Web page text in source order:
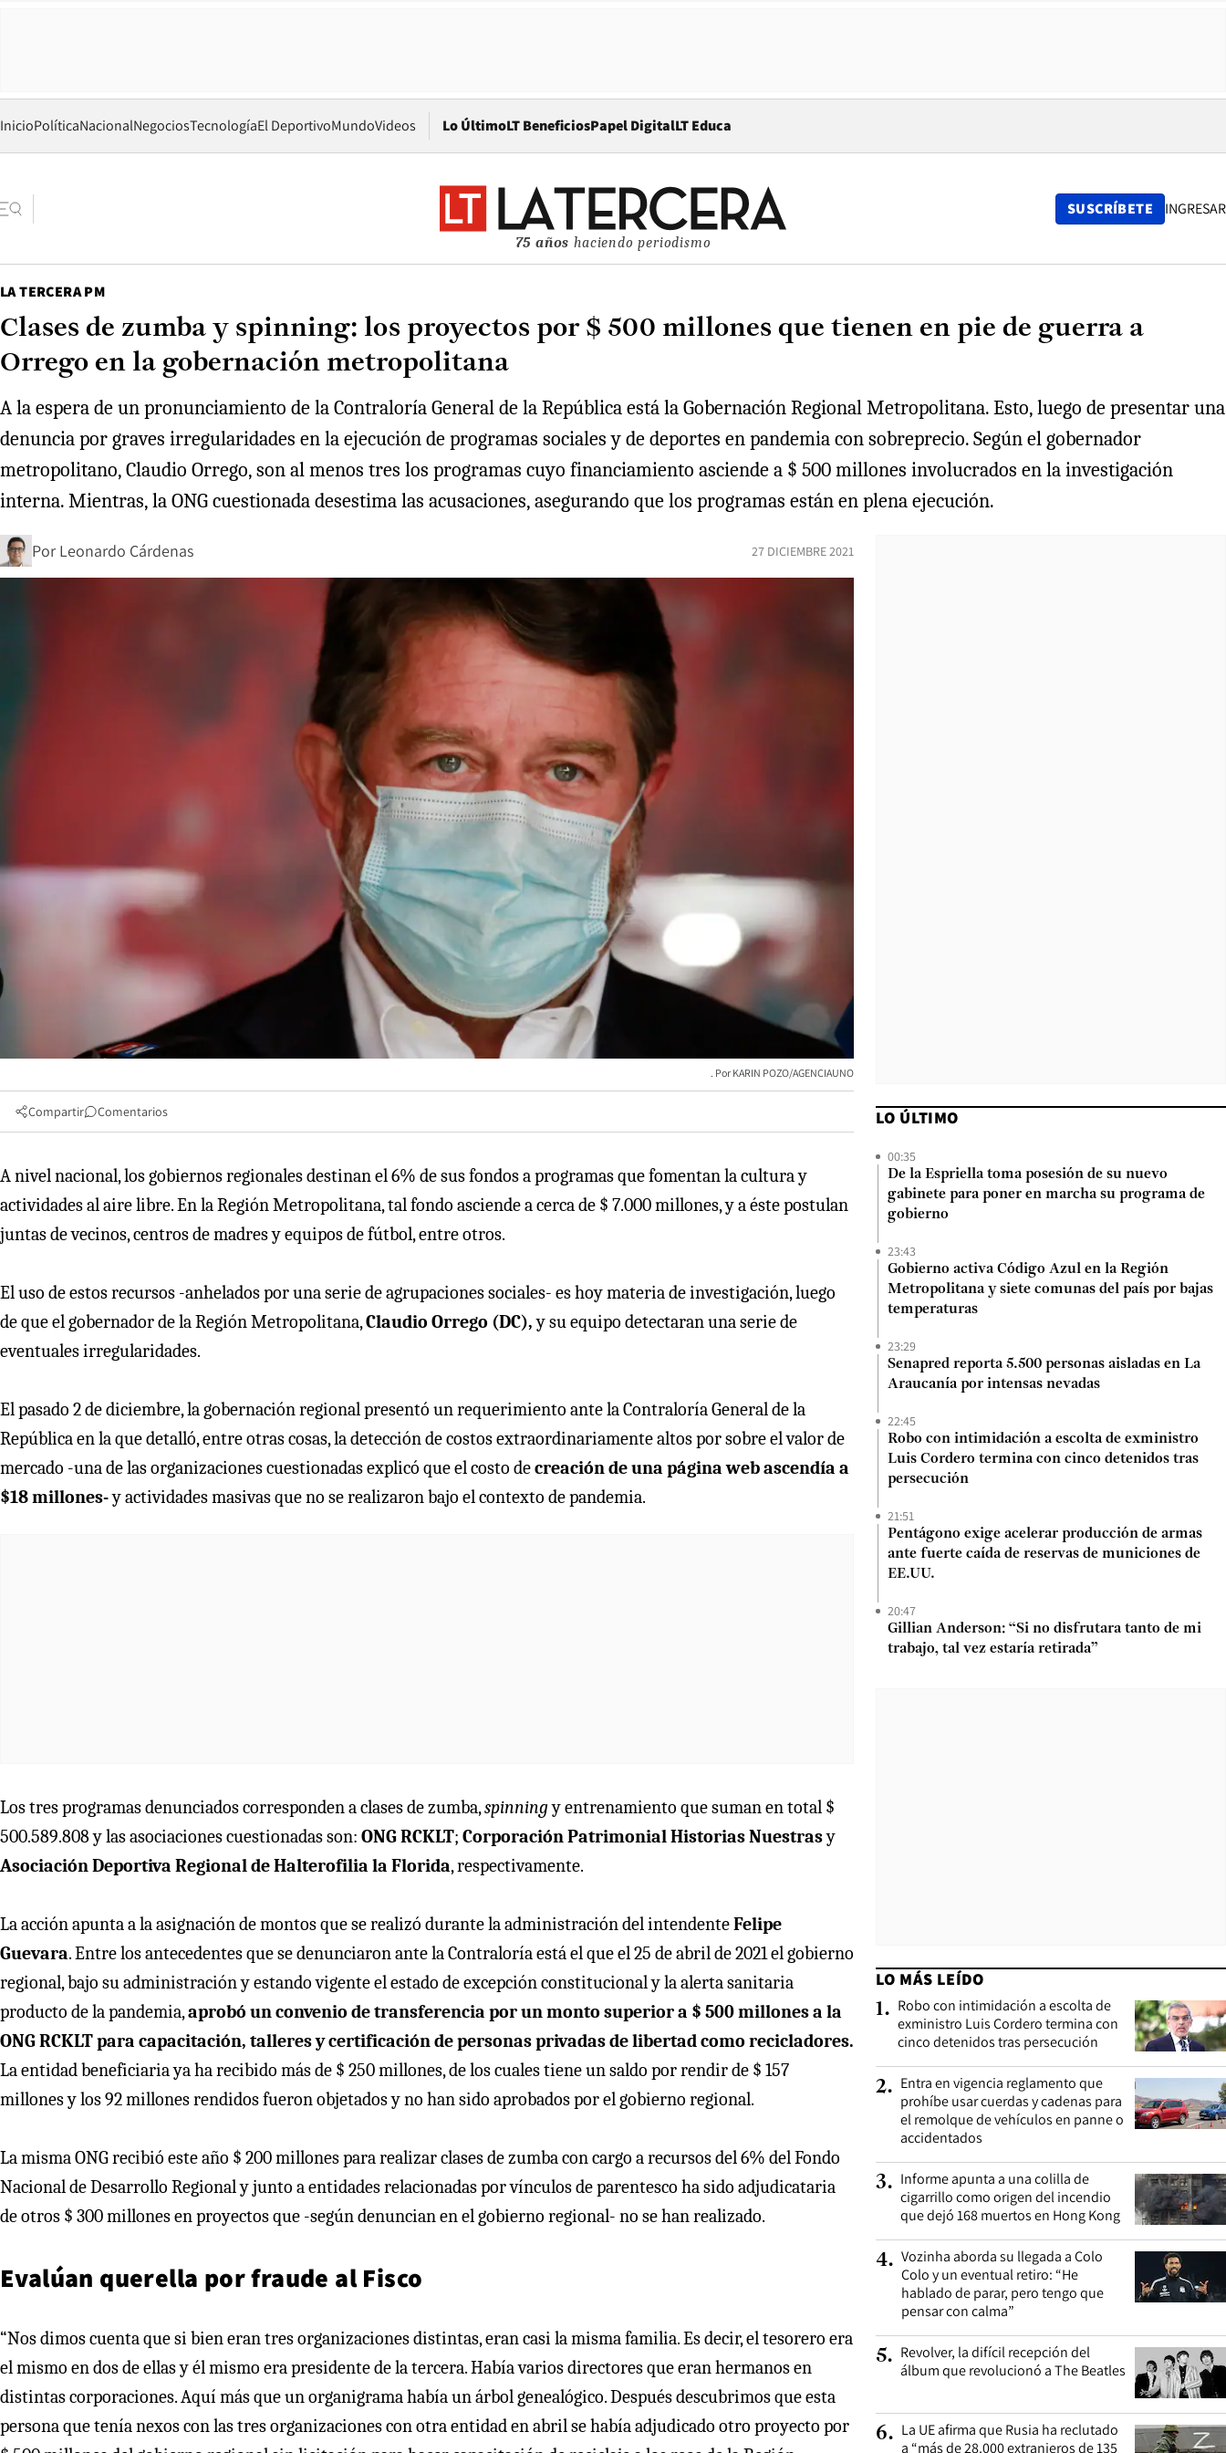
InicioPolíticaNacionalNegociosTecnologíaEl DeportivoMundoVideos Lo ÚltimoLT BeneficiosPapel DigitalOpens in new window
LT Educa
75 años haciendo periodismo
SUSCRÍBETE INGRESAR
LA TERCERA PM
Clases de zumba y spinning: los proyectos por $ 500 millones que tienen en pie de guerra a
Orrego en la gobernación metropolitana
A la espera de un pronunciamiento de la Contraloría General de la República está la Gobernación Regional Metropolitana. Esto, luego de presentar una
denuncia por graves irregularidades en la ejecución de programas sociales y de deportes en pandemia con sobreprecio. Según el gobernador
metropolitano, Claudio Orrego, son al menos tres los programas cuyo financiamiento asciende a $ 500 millones involucrados en la investigación
interna. Mientras, la ONG cuestionada desestima las acusaciones, asegurando que los programas están en plena ejecución.
Por Leonardo Cárdenas 27 DICIEMBRE 2021
KARIN POZO/AGENCIAUNO
Compartir Comentarios
A nivel nacional, los gobiernos regionales destinan el 6% de sus fondos a programas que fomentan la cultura y
actividades al aire libre. En la Región Metropolitana, tal fondo asciende a cerca de $ 7.000 millones, y a éste postulan
juntas de vecinos, centros de madres y equipos de fútbol, entre otros.
El uso de estos recursos -anhelados por una serie de agrupaciones sociales- es hoy materia de investigación, luego
de que el gobernador de la Región Metropolitana,Claudio Orrego (DC),y su equipo detectaran una serie de
eventuales irregularidades.
El pasado 2 de diciembre, la gobernación regional presentó un requerimiento ante la Contraloría General de la
República en la que detalló, entre otras cosas, la detección de costos extraordinariamente altos por sobre el valor de
mercado -una de las organizaciones cuestionadas explicó que el costo decreación de una página web ascendía a
$18 millones-y actividades masivas que no se realizaron bajo el contexto de pandemia.
Los tres programas denunciados corresponden a clases de zumba,spinningy entrenamiento que suman en total $
500.589.808 y las asociaciones cuestionadas son: ONG RCKLT; Corporación Patrimonial Historias Nuestrasy
Asociación Deportiva Regional de Halterofilia la Florida, respectivamente.
La acción apunta a la asignación de montos que se realizó durante la administración del intendenteFelipe
Guevara. Entre los antecedentes que se denunciaron ante la Contraloría está el que el 25 de abril de 2021 el gobierno
regional, bajo su administración y estando vigente el estado de excepción constitucional y la alerta sanitaria
producto de la pandemia,aprobó un convenio de transferencia por un monto superior a $ 500 millones a la
ONG RCKLT para capacitación, talleres y certificación de personas privadas de libertad como recicladores.
La entidad beneficiaria ya ha recibido más de $ 250 millones, de los cuales tiene un saldo por rendir de $ 157
millones y los 92 millones rendidos fueron objetados y no han sido aprobados por el gobierno regional.
La misma ONG recibió este año $ 200 millones para realizar clases de zumba con cargo a recursos del 6% del Fondo
Nacional de Desarrollo Regional y junto a entidades relacionadas por vínculos de parentesco ha sido adjudicataria
de otros $ 300 millones en proyectos que -según denuncian en el gobierno regional- no se han realizado.
Evalúan querella por fraude al Fisco
“Nos dimos cuenta que si bien eran tres organizaciones distintas, eran casi la misma familia. Es decir, el tesorero era
el mismo en dos de ellas y él mismo era presidente de la tercera. Había varios directores que eran hermanos en
distintas corporaciones. Aquí más que un organigrama había un árbol genealógico. Después descubrimos que esta
persona que tenía nexos con las tres organizaciones con otra entidad en abril se había adjudicado otro proyecto por
LO ÚLTIMO
00:35
De la Espriella toma posesión de su nuevo
gabinete para poner en marcha su programa de
gobierno
23:43
Gobierno activa Código Azul en la Región
Metropolitana y siete comunas del país por bajas
temperaturas
23:29
Senapred reporta 5.500 personas aisladas en La
Araucanía por intensas nevadas
22:45
Robo con intimidación a escolta de exministro
Luis Cordero termina con cinco detenidos tras
persecución
21:51
Pentágono exige acelerar producción de armas
ante fuerte caída de reservas de municiones de
EE.UU.
20:47
Gillian Anderson: “Si no disfrutara tanto de mi
trabajo, tal vez estaría retirada”
LO MÁS LEÍDO
1. Robo con intimidación a escolta de
exministro Luis Cordero termina con
cinco detenidos tras persecución
2. Entra en vigencia reglamento que
prohíbe usar cuerdas y cadenas para
el remolque de vehículos en panne o
accidentados
3. Informe apunta a una colilla de
cigarrillo como origen del incendio
que dejó 168 muertos en Hong Kong
4. Vozinha aborda su llegada a Colo
Colo y un eventual retiro: “He
hablado de parar, pero tengo que
pensar con calma”
5. Revolver, la difícil recepción del
álbum que revolucionó a The Beatles
6. La UE afirma que Rusia ha reclutado
a “más de 28.000 extranjeros de 135